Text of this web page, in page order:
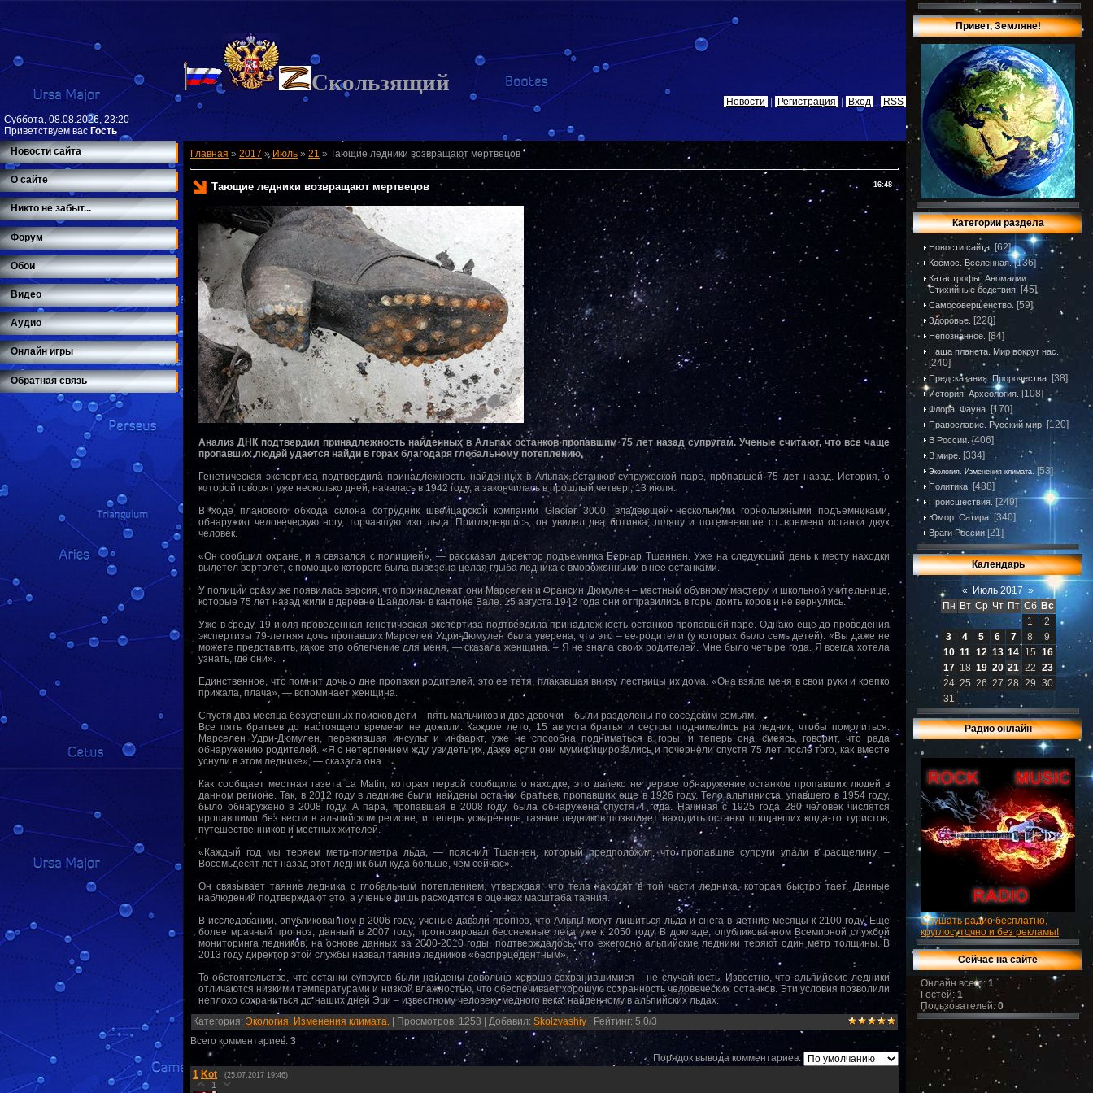
Суббота, 08.08.2026, 23:20
Приветствуем вас Гость
Скользящий
Новости Регистрация Вход | RSS
Новости сайта
О сайте
Никто не забыт...
Форум
Обои
Видео
Аудио
Онлайн игры
Обратная связь
Главная » 2017 » Июль » 21 » Тающие ледники возвращают мертвецов
16:48
Тающие ледники возвращают мертвецов
Анализ ДНК подтвердил принадлежность найденных в Альпах останков пропавшим 75 лет назад супругам. Ученые считают, что все чаще
пропавших людей удается найди в горах благодаря глобальному потеплению.
Генетическая экспертиза подтвердила принадлежность найденных в Альпах останков супружеской паре, пропавшей 75 лет назад. История, о
которой говорят уже несколько дней, началась в 1942 году, а закончилась в прошлый четверг, 13 июля.
В ходе планового обхода склона сотрудник швейцарской компании Glacier 3000, владеющей несколькими горнолыжными подъемниками,
обнаружил человеческую ногу, торчавшую изо льда. Приглядевшись, он увидел два ботинка, шляпу и потемневшие от времени останки двух
человек.
«Он сообщил охране, и я связался с полицией», — рассказал директор подъемника Бернар Тшаннен. Уже на следующий день к месту находки
вылетел вертолет, с помощью которого была вывезена целая глыба ледника с вмороженными в нее останками.
У полиции сразу же появилась версия, что принадлежат они Марселен и Франсин Дюмулен – местным обувному мастеру и школьной учительнице,
которые 75 лет назад жили в деревне Шандолен в кантоне Вале. 15 августа 1942 года они отправились в горы доить коров и не вернулись.
Уже в среду, 19 июля проведенная генетическая экспертиза подтвердила принадлежность останков пропавшей паре. Однако еще до проведения
экспертизы 79-летняя дочь пропавших Марселен Удри-Дюмулен была уверена, что это – ее родители (у которых было семь детей). «Вы даже не
можете представить, какое это облегчение для меня, — сказала женщина. – Я не знала своих родителей. Мне было четыре года. Я всегда хотела
узнать, где они».
Единственное, что помнит дочь о дне пропажи родителей, это ее тетя, плакавшая внизу лестницы их дома. «Она взяла меня в свои руки и крепко
прижала, плача», — вспоминает женщина.
Спустя два месяца безуспешных поисков дети – пять мальчиков и две девочки – были разделены по соседским семьям.
Все пять братьев до настоящего времени не дожили. Каждое лето, 15 августа братья и сестры поднимались на ледник, чтобы помолиться.
Марселен Удри-Дюмулен, пережившая инсульт и инфаркт, уже не способна подниматься в горы, и теперь она, смеясь, говорит, что рада
обнаружению родителей. «Я с нетерпением жду увидеть их, даже если они мумифицировались и почернели спустя 75 лет после того, как вместе
уснули в этом леднике», — сказала она.
Как сообщает местная газета La Matin, которая первой сообщила о находке, это далеко не первое обнаружение останков пропавших людей в
данном регионе. Так, в 2012 году в леднике были найдены останки братьев, пропавших еще в 1926 году. Тело альпиниста, упавшего в 1954 году,
было обнаружено в 2008 году. А пара, пропавшая в 2008 году, была обнаружена спустя 4 года. Начиная с 1925 года 280 человек числятся
пропавшими без вести в альпийском регионе, и теперь ускоренное таяние ледников позволяет находить останки пропавших когда-то туристов,
путешественников и местных жителей.
«Каждый год мы теряем метр-полметра льда, — пояснил Тшаннен, который предположил, что пропавшие супруги упали в расщелину. –
Восемьдесят лет назад этот ледник был куда больше, чем сейчас».
Он связывает таяние ледника с глобальным потеплением, утверждая, что тела находят в той части ледника, которая быстро тает. Данные
наблюдений подтверждают это, а ученые лишь расходятся в оценках масштаба таяния.
В исследовании, опубликованном в 2006 году, ученые давали прогноз, что Альпы могут лишиться льда и снега в летние месяцы к 2100 году. Еще
более мрачный прогноз, данный в 2007 году, прогнозировал бесснежные лета уже к 2050 году. В докладе, опубликованном Всемирной службой
мониторинга ледников, на основе данных за 2000-2010 годы, подтверждалось, что ежегодно альпийские ледники теряют один метр толщины. В
2013 году директор этой службы назвал таяние ледников «беспрецедентным».
То обстоятельство, что останки супругов были найдены довольно хорошо сохранившимися – не случайность. Известно, что альпийские ледники
отличаются низкими температурами и низкой влажностью, что обеспечивает хорошую сохранность человеческих останков. Эти условия позволили
неплохо сохраниться до наших дней Эци – известному человеку медного века, найденному в альпийских льдах.
Категория: Экология. Изменения климата. Просмотров: 1253 Добавил: Skolzyashiy Рейтинг: 5.0/3
Всего комментариев: 3
Порядок вывода комментариев:
1 Kot (25.07.2017 19:46)
1
Привет, Земляне!
Категории раздела
Новости сайта. [62]
Космос. Вселенная. [136]
Катастрофы. Аномалии.
Стихийные бедствия.
[45]
Самосовершенство. [59]
Здоровье. [228]
Непознанное. [84]
Наша планета. Мир вокруг нас.
[240]
Предсказания. Пророчества. [38]
История. Археология. [108]
Флора. Фауна. [170]
Православие. Русский мир. [120]
В России. [406]
В мире. [334]
Экология. Изменения климата. [53]
Политика. [488]
Происшествия. [249]
Юмор. Сатира. [340]
Враги России [21]
Календарь
« Июль 2017 »
Пн Вт Ср Чт Пт Сб Вс
1
2
3
4 5 6 7 8
9
10 11 12 13 14 15 16
17 18 19 20 21 22 23
24 25 26 27 28 29 30
31
Радио онлайн
Слушать радио бесплатно,
круглосуточно и без рекламы!
Сейчас на сайте
Онлайн всего: 1
Гостей: 1
Пользователей:0